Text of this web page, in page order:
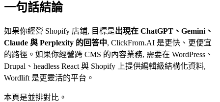
一句話結論
如果你經營 Shopify 店鋪, 目標是出現在 ChatGPT、Gemini、
Claude 與 Perplexity 的回答中, ClickFrom.AI 是更快、更便宜
的路徑。如果你經營跨 CMS 的內容業務, 需要在 WordPress、
Drupal、headless React 與 Shopify 上提供編輯級結構化資料,
Wordlift 是更靈活的平台。
本頁是並排對比。